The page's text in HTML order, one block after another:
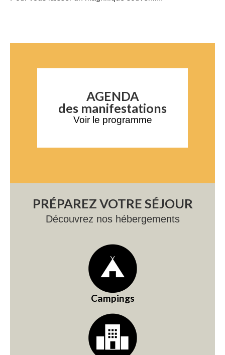
AGENDA
des manifestations
Voir le programme
PRÉPAREZ VOTRE SÉJOUR
Découvrez nos hébergements
Campings